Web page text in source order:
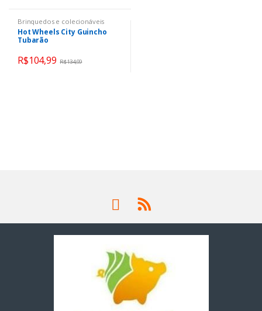
Brinquedos e colecionáveis
Hot Wheels City Guincho
Tubarão
R$104,99 R$134,99